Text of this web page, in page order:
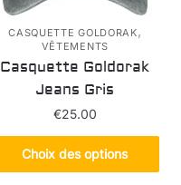
CASQUETTE GOLDORAK,
VÊTEMENTS
Casquette Goldorak
Jeans Gris
€25.00
Choix des options
Ce
produit